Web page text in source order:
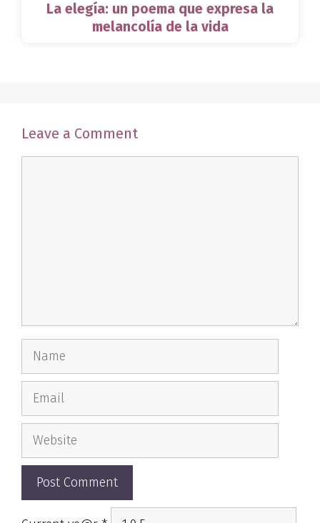
La elegía: un poema que expresa la
melancolía de la vida
Leave a Comment
Name
Email
Website